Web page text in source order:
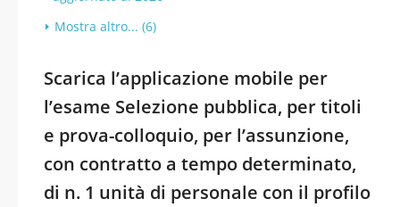
Mostra altro... (6)
Scarica l’applicazione mobile per
l’esame Selezione pubblica, per titoli
e prova-colloquio, per l’assunzione,
con contratto a tempo determinato,
di n. 1 unità di personale con il profilo